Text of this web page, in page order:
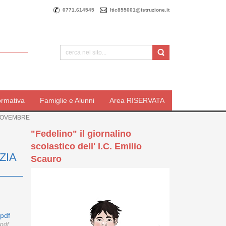
0771.614545 ltic855001@istruzione.it
Famiglie e Alunni Area RISERVATA
"Fedelino" il giornalino
scolastico dell' I.C. Emilio
Scauro